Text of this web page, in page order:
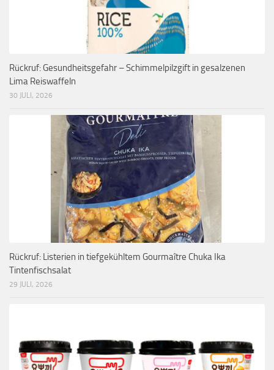
Rückruf: Gesundheitsgefahr – Schimmelpilzgift in gesalzenen
Lima Reiswaffeln
30 JULI, 2026
Rückruf: Listerien in tiefgekühltem Gourmaître Chuka Ika
Tintenfischsalat
29 JULI, 2026